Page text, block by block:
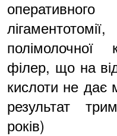
полімолочної
філер, що на
кислоти не дає
результат
років)